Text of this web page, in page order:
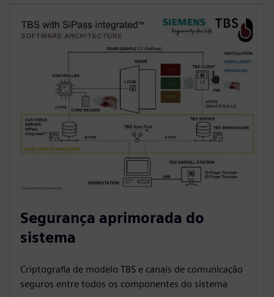
Segurança aprimorada do
sistema
Criptografia de modelo TBS e canais de comunicação
seguros entre todos os componentes do sistema